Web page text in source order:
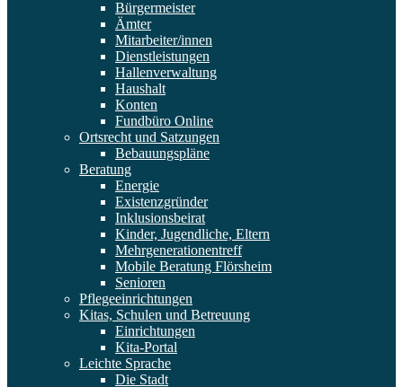
Bürgermeister
Ämter
Mitarbeiter/innen
Dienstleistungen
Hallenverwaltung
Haushalt
Konten
Fundbüro Online
Ortsrecht und Satzungen
Bebauungspläne
Beratung
Energie
Existenzgründer
Inklusionsbeirat
Kinder, Jugendliche, Eltern
Mehrgenerationentreff
Mobile Beratung Flörsheim
Senioren
Pflegeeinrichtungen
Kitas, Schulen und Betreuung
Einrichtungen
Kita-Portal
Leichte Sprache
Die Stadt